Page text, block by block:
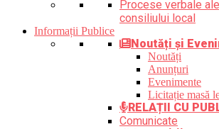
Procese verbale
consiliului local
Informații Publice
Noutăți și
Noutăți
Anunțuri
Evenimente
Licitație masă
RELAȚII CU
Comunicate